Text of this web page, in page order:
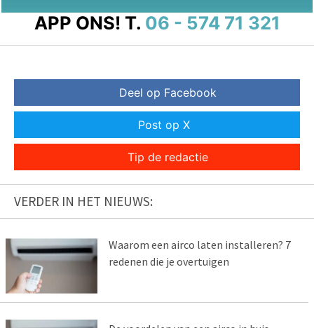
APP ONS! T. 06 - 574 71 321
Deel op Facebook
Post op X
Tip de redactie
VERDER IN HET NIEUWS:
Waarom een airco laten installeren? 7
redenen die je overtuigen